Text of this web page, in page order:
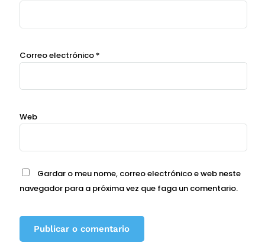
Correo electrónico *
Web
Gardar o meu nome, correo electrónico e web neste
navegador para a próxima vez que faga un comentario.